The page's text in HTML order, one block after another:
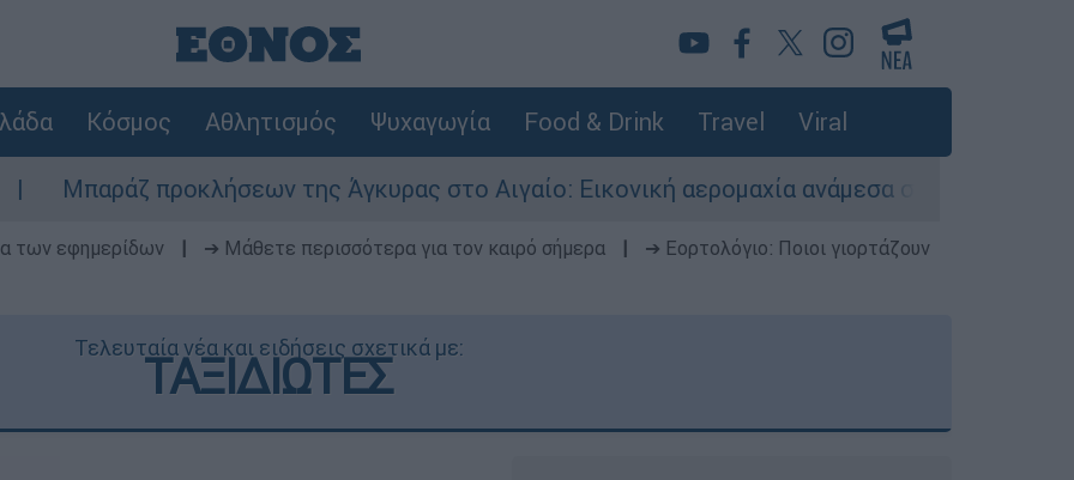
Κόσμος Αθλητισμός Ψυχαγωγία Food & Drink Travel Viral
της Άγκυρας στο Αιγαίο: Εικονική αερομαχία ανάμεσα σε ελληνικά και τουρκικά F-16
των εφημερίδων ➔ Μάθετε περισσότερα για τον καιρό σήμερα
➔ Εορτολόγιο: Ποιοι γιορτάζουν
Τελευταία νέα και ειδήσεις σχετικά με:
ΤΑΞΙΔΙΩΤΕΣ